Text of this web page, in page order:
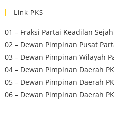
Link PKS
01 – Fraksi Partai Keadilan
02 – Dewan Pimpinan Pusat
03 – Dewan Pimpinan Wilayah
04 – Dewan Pimpinan Daerah
05 – Dewan Pimpinan Daerah
06 – Dewan Pimpinan Daerah